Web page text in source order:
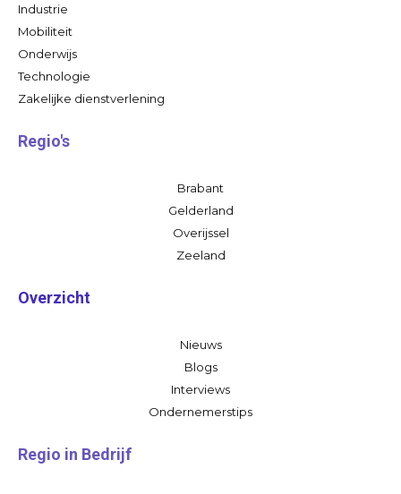
Industrie
Mobiliteit
Onderwijs
Technologie
Zakelijke dienstverlening
Regio's
Brabant
Gelderland
Overijssel
Zeeland
Overzicht
Nieuws
Blogs
Interviews
Ondernemerstips
Regio in Bedrijf